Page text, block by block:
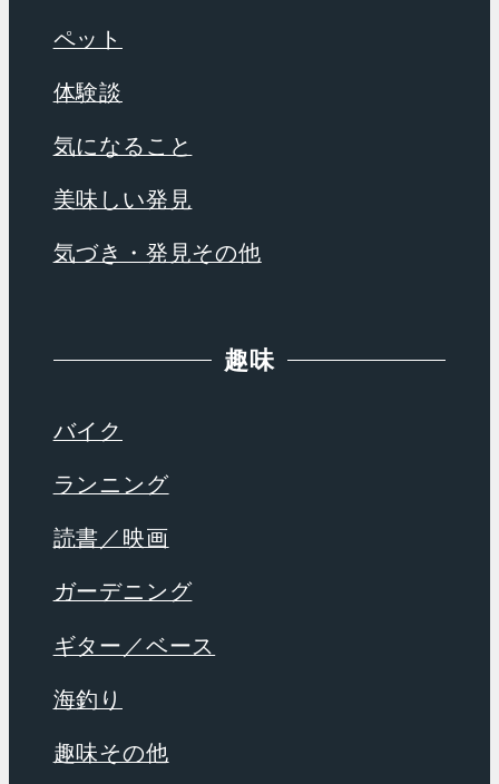
ペット
体験談
気になること
美味しい発見
気づき・発見その他
趣味
バイク
ランニング
読書／映画
ガーデニング
ギター／ベース
海釣り
趣味その他